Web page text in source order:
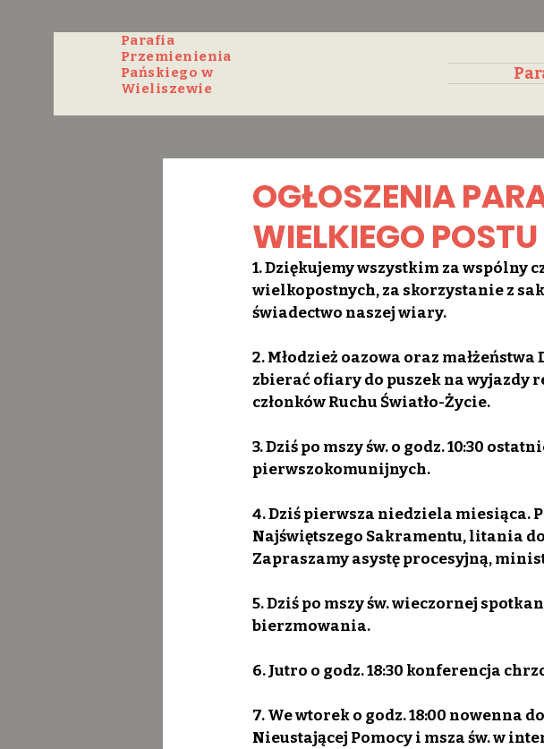
Parafia
Przemienienia
Pańskiego w
Wieliszewie
OGŁOSZENIA
WIELKIEGO
1. Dziękujemy wszystkim za
wielkopostnych, za skorzystanie z
świadectwo naszej wiary.
2. Młodzież oazowa oraz małżeństwa
zbierać ofiary do puszek na wyjazdy
członków Ruchu Światło-Życie.
3. Dziś po mszy św. o godz. 10:30
pierwszokomunijnych.
4. Dziś pierwsza niedziela miesiąca.
Najświętszego Sakramentu, litania
Zapraszamy asystę procesyjną,
5. Dziś po mszy św. wieczornej
bierzmowania.
6. Jutro o godz. 18:30 konferencja
7. We wtorek o godz. 18:00 nowenna
Nieustającej Pomocy i msza św. w